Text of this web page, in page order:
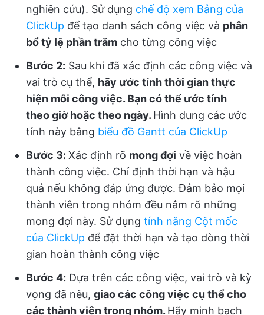
nghiên cứu). Sử dụng chế độ xem Bảng của
ClickUp để tạo danh sách công việc và phân
bổ tỷ lệ phần trăm cho từng công việc
Bước 2: Sau khi đã xác định các công việc và
vai trò cụ thể, hãy ước tính thời gian thực
hiện mỗi công việc. Bạn có thể ước tính
theo giờ hoặc theo ngày. Hình dung các ước
tính này bằng biểu đồ Gantt của ClickUp
Bước 3: Xác định rõ mong đợi về việc hoàn
thành công việc. Chỉ định thời hạn và hậu
quả nếu không đáp ứng được. Đảm bảo mọi
thành viên trong nhóm đều nắm rõ những
mong đợi này. Sử dụng tính năng Cột mốc
của ClickUp để đặt thời hạn và tạo dòng thời
gian hoàn thành công việc
Bước 4: Dựa trên các công việc, vai trò và kỳ
vọng đã nêu, giao các công việc cụ thể cho
các thành viên trong nhóm. Hãy minh bạch